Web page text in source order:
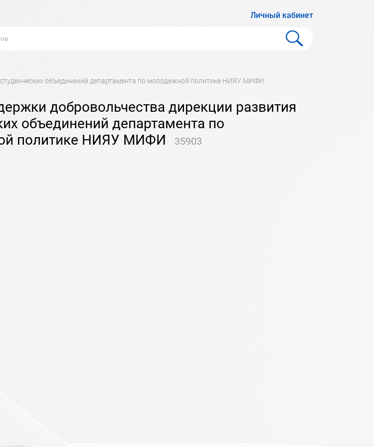
Личный кабинет
студенческих объединений департамента по молодежной политике НИЯУ МИФИ
объединений департамента по
политике НИЯУ МИФИ
35903